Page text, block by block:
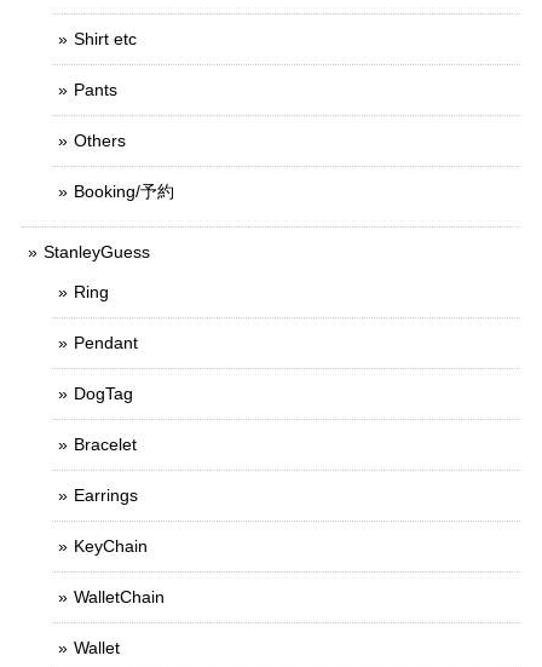
Shirt etc
Pants
Others
Booking/予約
StanleyGuess
Ring
Pendant
DogTag
Bracelet
Earrings
KeyChain
WalletChain
Wallet